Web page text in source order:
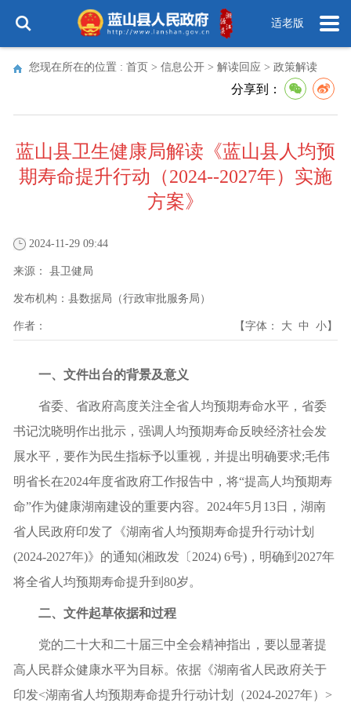
适老版
您现在所在的位置 : 首页 > 信息公开 > 解读回应 > 政策解读
分享到：
蓝山县卫生健康局解读《蓝山县人均预
期寿命提升行动（2024--2027年）实施
方案》
2024-11-29 09:44
来源： 县卫健局
发布机构： 县数据局（行政审批服务局）
作者： 【字体： 大 中 小】
一、文件出台的背景及意义
省委、省政府高度关注全省人均预期寿命水平，省委
书记沈晓明作出批示，强调人均预期寿命反映经济社会发
展水平，要作为民生指标予以重视，并提出明确要求;毛伟
明省长在2024年度省政府工作报告中，将“提高人均预期寿
命”作为健康湖南建设的重要内容。2024年5月13日，湖南
省人民政府印发了《湖南省人均预期寿命提升行动计划
(2024-2027年)》的通知(湘政发〔2024) 6号)，明确到2027年
将全省人均预期寿命提升到80岁。
二、文件起草依据和过程
党的二十大和二十届三中全会精神指出，要以显著提
高人民群众健康水平为目标。 依据 《湖南省人民政府关于
印发<湖南省人均预期寿命提升行动计划（2024-2027年）>